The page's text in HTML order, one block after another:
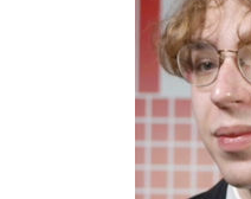
交通アクセス